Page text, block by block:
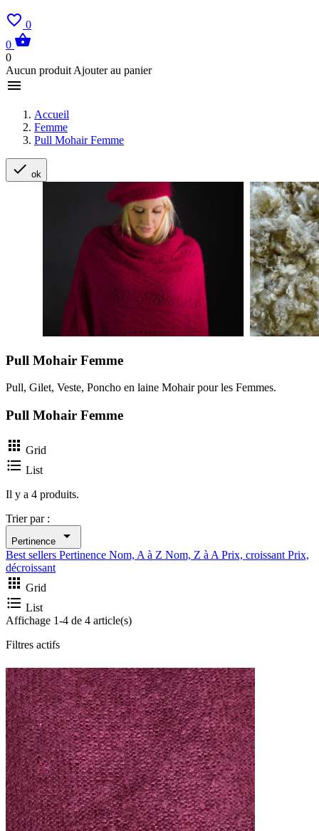
 0
0 
0
Aucun produit Ajouter au panier

Accueil
Femme
Pull Mohair Femme
 ok
Pull Mohair Femme
Pull, Gilet, Veste, Poncho en laine Mohair pour les Femmes.
Pull Mohair Femme
 Grid
 List
Il y a 4 produits.
Trier par :
Pertinence 
Best sellers Pertinence Nom, A à Z Nom, Z à A Prix, croissant Prix,
décroissant
 Grid
 List
Affichage 1-4 de 4 article(s)
Filtres actifs